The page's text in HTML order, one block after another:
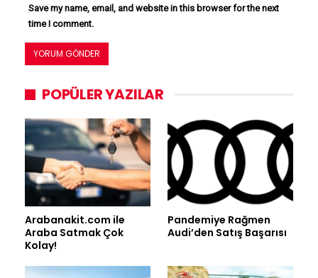
Save my name, email, and website in this browser for the next
time I comment.
POPÜLER YAZILAR
Arabanakit.com ile
Araba Satmak Çok
Kolay!
Pandemiye Rağmen
Audi’den Satış Başarısı